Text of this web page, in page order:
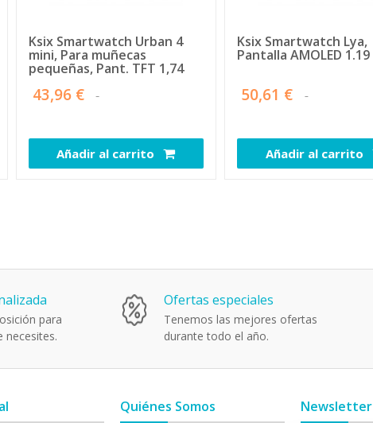
Ksix Smartwatch Urban 4
mini, Para muñecas
pequeñas, Pant. TFT 1,74
43,96 €
Añadir al carrito
Ksix Smartwatch Lya,
Pantalla AMOLED 1.19
50,61 €
Añadir al carrito
para
necesites.
Ofertas especiales
Tenemos las mejores ofertas
durante todo el año.
Quiénes Somos Newsletter